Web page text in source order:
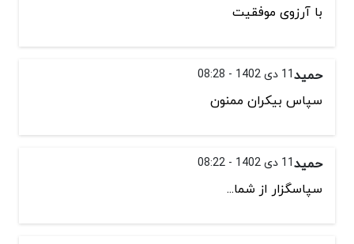
با آرزوی موفقیت
حمید11 دی 1402 - 08:28
سپاس بیکران ممنون
حمید11 دی 1402 - 08:22
سپاسگزار از شما...